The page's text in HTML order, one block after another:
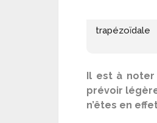
trapézoïdale
Il est à noter
prévoir
n’êtes en